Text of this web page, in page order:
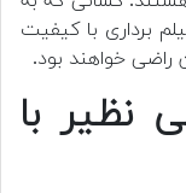
برداری با کیفیت
راضی خواهند بود.
نظیر با